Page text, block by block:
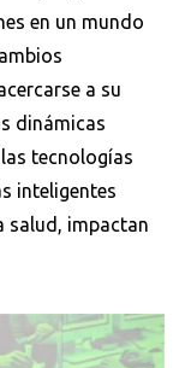
en un mundo
a su
dinámicas
tecnologías
inteligentes
salud, impactan